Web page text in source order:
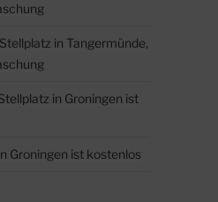
Stellplatz in Tangermünde,
in Groningen ist
Groningen ist kostenlos